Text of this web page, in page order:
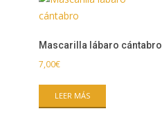
Mascarilla lábaro cántabro
7,00€
LEER MÁS